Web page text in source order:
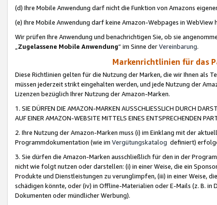
(d) Ihre Mobile Anwendung darf nicht die Funktion von Amazons
(e) Ihre Mobile Anwendung darf keine Amazon-Webpages in WebView
Wir prüfen Ihre Anwendung und benachrichtigen Sie, ob sie
„Zugelassene Mobile Anwendung“ im Sinne derVereinbarung.
Markenrichtlinien für das
Diese Richtlinien gelten für die Nutzung der Marken, die wir Ihnen als
müssen jederzeit strikt eingehalten werden, und jede Nutzung der
Lizenzen bezüglich Ihrer Nutzung der Amazon-Marken.
1. SIE DÜRFEN DIE AMAZON-MARKEN AUSSCHLIESSLICH DURCH
AUF EINER AMAZON-WEBSITE MITTELS EINES ENTSPRECHENDEN
2. Ihre Nutzung der Amazon-Marken muss (i) im Einklang mit der
Programmdokumentation (wie im Vergütungskatalog definiert)
3. Sie dürfen die Amazon-Marken ausschließlich für den in der
nicht wie folgt nutzen oder darstellen: (i) in einer Weise, die ein
Produkte und Dienstleistungen zu verunglimpfen, (iii) in einer Weise,
schädigen könnte, oder (iv) in Offline-Materialien oder E-Mails (z. B. in
Dokumenten oder mündlicher Werbung).